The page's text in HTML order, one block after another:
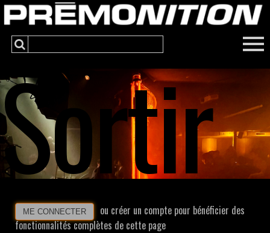
Sortir
ME CONNECTER
ou créer un compte pour bénéficier des
fonctionnalités complètes de cette page